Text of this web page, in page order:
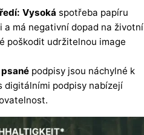
Vysoká spotřeba papíru
a má negativní dopad na životní
poškodit udržitelnou image
podpisy jsou náchylné k
digitálními podpisy nabízejí